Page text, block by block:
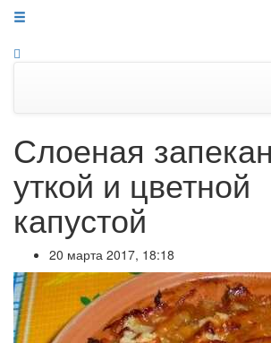
Слоеная
уткой и цветной
капустой
20 марта 2017, 18:18